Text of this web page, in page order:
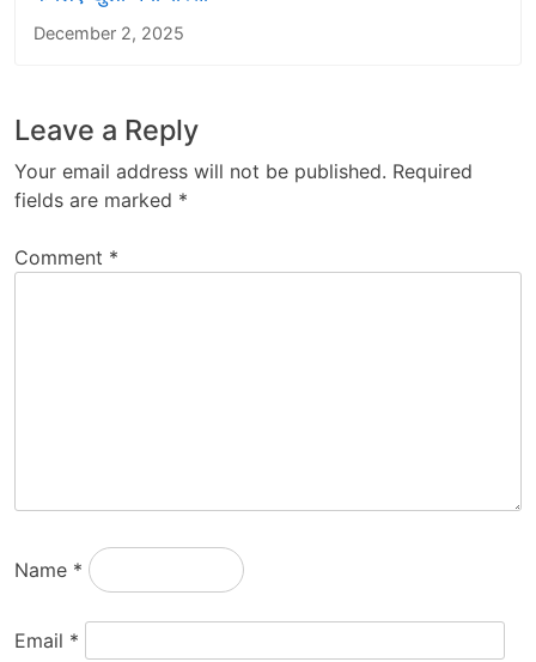
December 2, 2025
Leave a Reply
Your email address will not be published. Required
fields are marked *
Comment *
Name *
Email *